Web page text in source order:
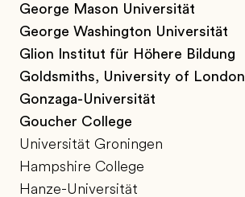
George Mason Universität
George Washington Universität
Glion Institut für Höhere Bildung
Goldsmiths, University of London
Gonzaga-Universität
Goucher College
Universität Groningen
Hampshire College
Hanze-Universität